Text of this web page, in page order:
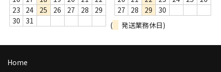
Webのみ no.4
Help
23
24 25 26 27 28
29
30
31
27
28 29
30
(
発送業務休日)
Home